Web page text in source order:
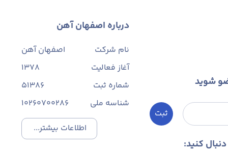
شوید
ثبت
کنید:
درباره اصفهان آهن
نام شرکت
اصفهان آهن
آغاز فعالیت
1378
شماره ثبت
۵۱۳۸۶
شناسه ملی
10260700286
اطلاعات بیشتر...